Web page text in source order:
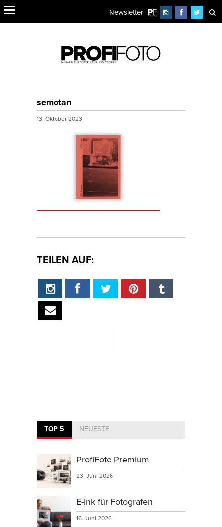
Newsletter
semotan
13. Oktober 2023
TEILEN AUF:
TOP 5 NEUESTE
ProfiFoto Premium
23. Juni 2026
E-Ink für Fotografen
16. Juni 2026